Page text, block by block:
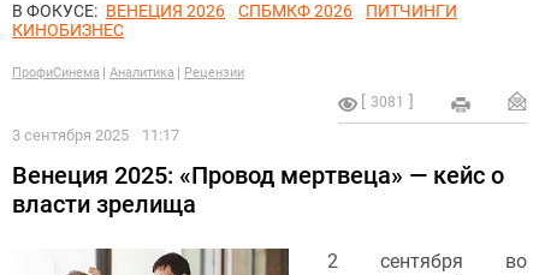
В ФОКУСЕ: ВЕНЕЦИЯ 2026 СПБМКФ 2026
ПИТЧИНГИ
КИНОБИЗНЕС
ПрофиСинема Аналитика Рецензии
3081
3 сентября 2025 11:17
Венеция 2025: «Провод мертвеца» — кейс о
власти зрелища
2 сентября во